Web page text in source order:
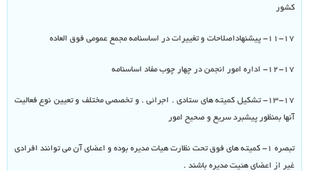
کشور
۱۱-۱۷- پیشنهاداصلاحات و تغییرات در اساسنامه مجمع عمومی فوق العاده
۱۲-۱۷- اداره امور انجمن در چهار چوب مفاد اساسنامه
۱۳-۱۷- تشکیل کمیته های ستادی . اجرائی . و تخصصی مختلف و تعیین نوع فعالیت
آنها بمنظور پیشبرد سریع و صحیح امور
تبصره ۱- کمیته های فوق تحت نظارت هیات مدیره بوده و اعضای آن می توانند افرادی
غیر از اعضای هئیت مدیره باشند .